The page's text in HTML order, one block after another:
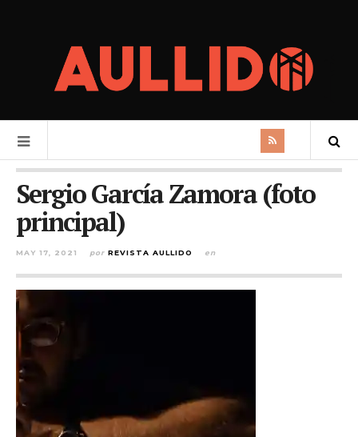
Sergio García Zamora (foto
principal)
MAY 17, 2021 por REVISTA AULLIDO en